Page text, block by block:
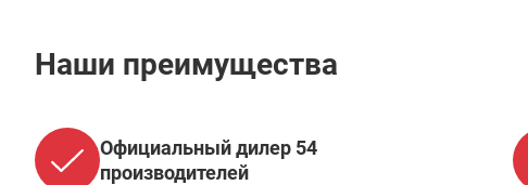
Наши преимущества
Официальный дилер 54
производителей